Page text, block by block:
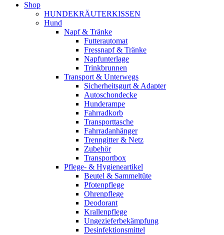
Shop
HUNDEKRÄUTERKISSEN
Hund
Napf & Tränke
Futterautomat
Fressnapf & Tränke
Napfunterlage
Trinkbrunnen
Transport & Unterwegs
Sicherheitsgurt & Adapter
Autoschondecke
Hunderampe
Fahrradkorb
Transporttasche
Fahrradanhänger
Trenngitter & Netz
Zubehör
Transportbox
Pflege- & Hygieneartikel
Beutel & Sammeltüte
Pfotenpflege
Ohrenpflege
Deodorant
Krallenpflege
Ungezieferbekämpfung
Desinfektionsmittel